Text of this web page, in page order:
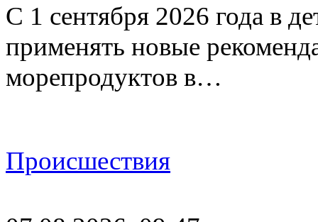
С 1 сентября 2026 года в
применять новые
морепродуктов в…
Происшествия